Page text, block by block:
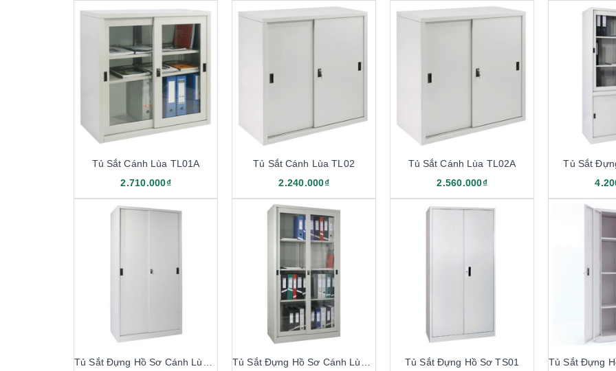
Tủ Sắt Cánh Lùa TL01A
2.710.000₫
Tủ Sắt Cánh Lùa TL02
2.240.000₫
Tủ Sắt Cánh Lùa TL02A
2.560.000₫
Tủ Sắt
Tủ Sắt Đựng Hồ Sơ TS01